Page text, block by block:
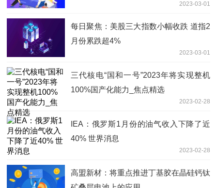
2023-03-01
每日聚焦：美股三大指数小幅收跌 道指2
月份累跌超4%
2023-03-01
三代核电“国和一号”2023年将实现整机
100%国产化能力_焦点精选
2023-02-28
IEA：俄罗斯1月份的油气收入下降了近
40% 世界消息
2023-02-28
高盟新材：将重点推进丁基胶在晶硅钙钛